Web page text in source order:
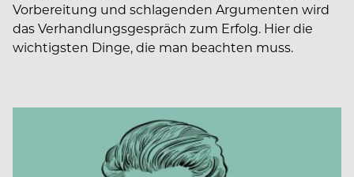
Vorbereitung und schlagenden Argumenten wird
das Verhandlungsgespräch zum Erfolg. Hier die
wichtigsten Dinge, die man beachten muss.